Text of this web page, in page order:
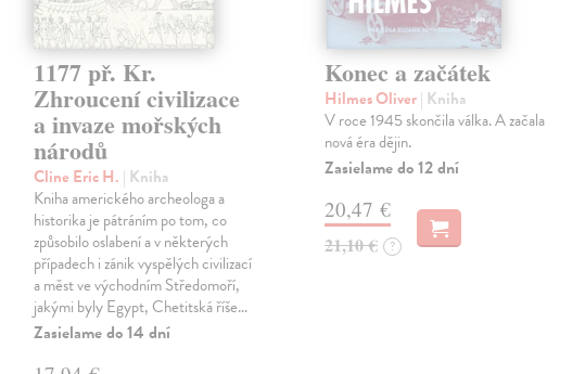
1177 př. Kr.
Zhroucení civilizace
a invaze mořských
národů
Cline Eric H. | Kniha
Kniha amerického archeologa a
historika je pátráním po tom, co
způsobilo oslabení a v některých
případech i zánik vyspělých civilizací
a měst ve východním Středomoří,
jakými byly Egypt, Chetitská říše…
Zasielame do 14 dní
Konec a začátek
Hilmes Oliver| Kniha
V roce 1945 skončila válka. A začala
nová éra dějin.
Zasielame do 12 dní
20,47 €
21,10 € ?